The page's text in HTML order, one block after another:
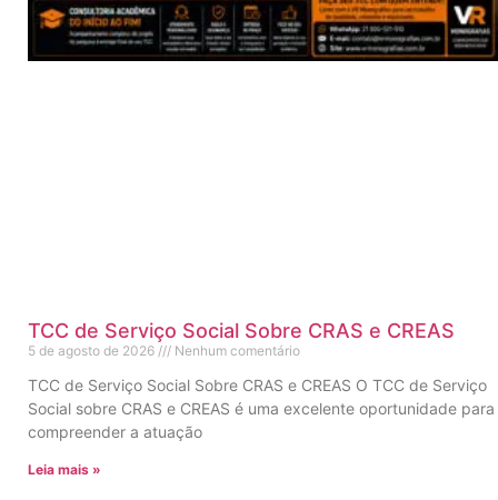
TCC de Serviço Social Sobre CRAS e CREAS
5 de agosto de 2026 Nenhum comentário
TCC de Serviço Social Sobre CRAS e CREAS O TCC de Serviço
Social sobre CRAS e CREAS é uma excelente oportunidade para
compreender a atuação
Leia mais »